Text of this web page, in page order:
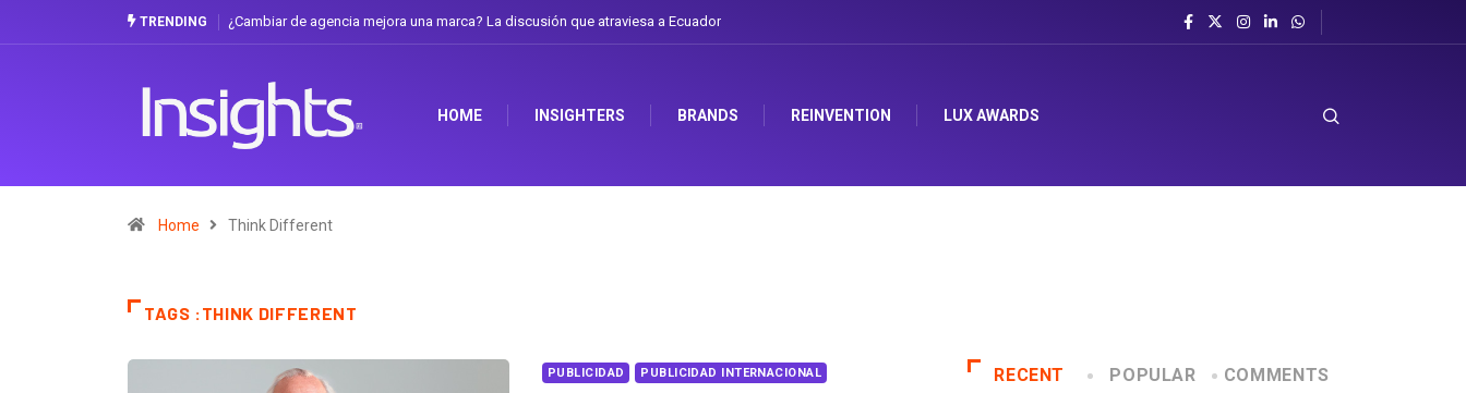
TRENDING ¿Cambiar de agencia mejora una marca? La discusión que atraviesa a Ecuador
HOME INSIGHTERS BRANDS REINVENTION LUX AWARDS
Home Think Different
TAGS :THINK DIFFERENT
PUBLICIDAD PUBLICIDAD INTERNACIONAL RECENT POPULAR COMMENTS